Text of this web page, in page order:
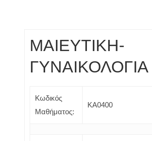
ΜΑΙΕΥΤΙΚΗ-
ΓΥΝΑΙΚΟΛΟΓΙΑ
Κωδικός
Μαθήματος:
ΚΑ0400